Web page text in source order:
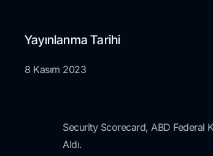
Yayınlanma Tarihi
8 Kasım 2023
Security Scorecard, ABD Federal
Aldı.